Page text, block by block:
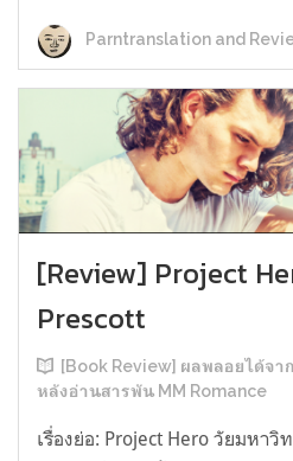
Parntranslation and
[Review] Project
Prescott
[Book Review] ผลพลอยได้จา
หลังอ่านสารพัน MM Romance
เรื่องย่อ: Project Hero วัยมหาวิ